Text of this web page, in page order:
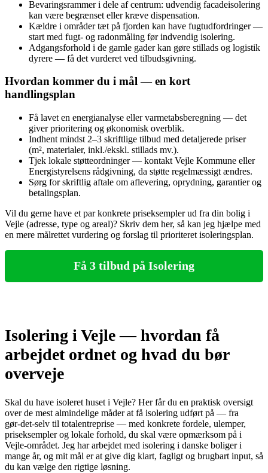
Bevaringsrammer i dele af centrum: udvendig facadeisolering
kan være begrænset eller kræve dispensation.
Kældre i områder tæt på fjorden kan have fugtudfordringer —
start med fugt‑ og radonmåling før indvendig isolering.
Adgangsforhold i de gamle gader kan gøre stillads og logistik
dyrere — få det vurderet ved tilbudsgivning.
Hvordan kommer du i mål — en kort
handlingsplan
Få lavet en energianalyse eller varmetabsberegning — det
giver prioritering og økonomisk overblik.
Indhent mindst 2–3 skriftlige tilbud med detaljerede priser
(m², materialer, inkl./ekskl. stillads mv.).
Tjek lokale støtteordninger — kontakt Vejle Kommune eller
Energistyrelsens rådgivning, da støtte regelmæssigt ændres.
Sørg for skriftlig aftale om aflevering, oprydning, garantier og
betalingsplan.
Vil du gerne have et par konkrete priseksempler ud fra din bolig i
Vejle (adresse, type og areal)? Skriv dem her, så kan jeg hjælpe med
en mere målrettet vurdering og forslag til prioriteret isoleringsplan.
Få 3 tilbud på Isolering
Isolering i Vejle — hvordan få
arbejdet ordnet og hvad du bør
overveje
Skal du have isoleret huset i Vejle? Her får du en praktisk oversigt
over de mest almindelige måder at få isolering udført på — fra
gør‑det‑selv til totalentreprise — med konkrete fordele, ulemper,
priseksempler og lokale forhold, du skal være opmærksom på i
Vejle-området. Jeg har arbejdet med isolering i danske boliger i
mange år, og mit mål er at give dig klart, fagligt og brugbart input, så
du kan vælge den rigtige løsning.